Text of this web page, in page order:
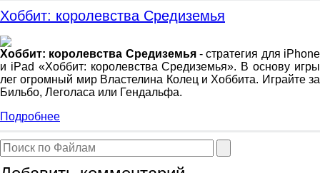
Хоббит: королевства Средиземья
Хоббит: королевства Средиземья- стратегия для iPhone
и iPad «Хоббит: королевства Средиземья». В основу игры
лег огромный мир Властелина Колец и Хоббита. Играйте за
Бильбо, Леголаса или Гендальфа.
Подробнее